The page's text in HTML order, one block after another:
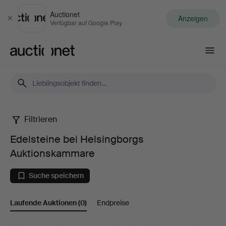
Schließen
Auctionet
Verfügbar auf Google Play Anzeigen
Edelsteine
bei
Helsingborgs
Auktionskammare
Filtrieren
Edelsteine bei Helsingborgs
Auktionskammare
Suche speichern
Laufende Auktionen(0) Endpreise